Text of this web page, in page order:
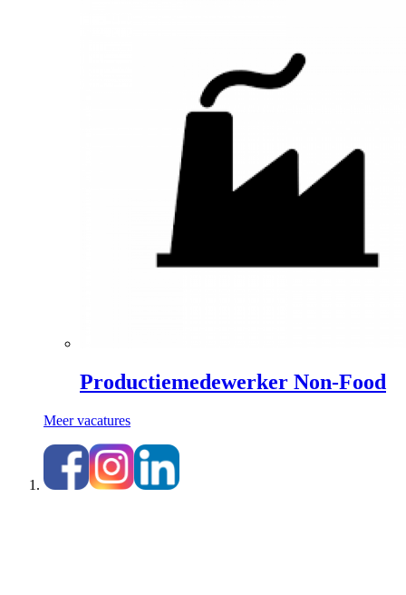
Productiemedewerker Non-Food
Meer vacatures